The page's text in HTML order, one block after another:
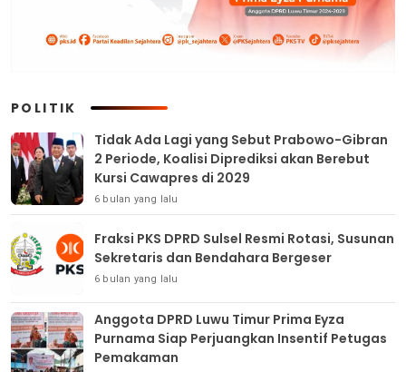
POLITIK
Tidak Ada Lagi yang Sebut Prabowo-Gibran
2 Periode, Koalisi Diprediksi akan Berebut
Kursi Cawapres di 2029
6 bulan yang lalu
Fraksi PKS DPRD Sulsel Resmi Rotasi, Susunan
Sekretaris dan Bendahara Bergeser
6 bulan yang lalu
Anggota DPRD Luwu Timur Prima Eyza
Purnama Siap Perjuangkan Insentif Petugas
Pemakaman